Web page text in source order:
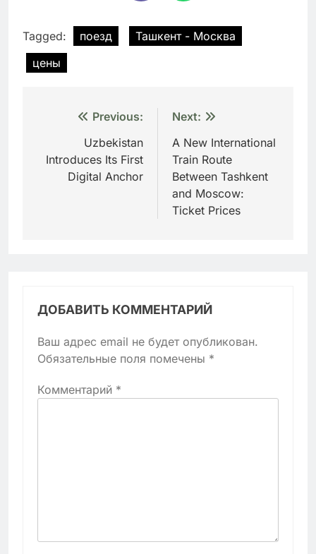
Tagged: поезд
Ташкент - Москва
цены
Навигация
записям
Previous:
Uzbekistan
Introduces Its First
Digital Anchor
Next:
A New International
Train Route
Between Tashkent
and Moscow:
Ticket Prices
ДОБАВИТЬ КОММЕНТАРИЙ
Ваш адрес email не будет опубликован.
Обязательные поля помечены *
Комментарий *